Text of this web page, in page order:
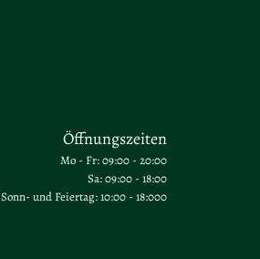
Öffnungszeiten
Mo - Fr: 09:00 - 20:00
Sa: 09:00 - 18:00
Sonn- und Feiertag: 10:00 - 18:000